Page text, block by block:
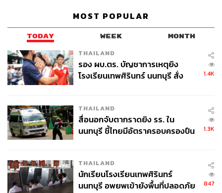
MOST POPULAR
TODAY WEEK MONTH
THAILAND
รอง ผบ.ตร. บัญชาการเหตุยิง
โรงเรียนเทพศิรินทร์ นนทบุรี สั่ง
1.4K
THAILAND
สื่อนอกจับตากราดยิง รร. ใน
นนทบุรี ชี้ไทยมีอัตราครอบครองปืน
1.3K
THAILAND
นักเรียนโรงเรียนเทพศิรินทร์
นนทบุรี อพยพเข้ายังพื้นที่ปลอดภัย
847